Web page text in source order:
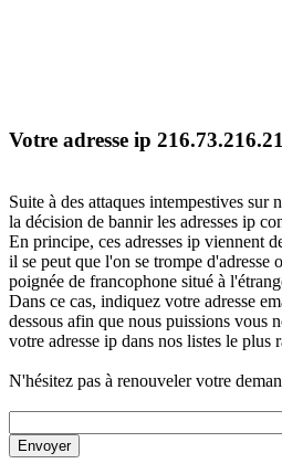
Votre adresse ip
Suite à des attaques intempestives sur
la décision de bannir les adresses ip
En principe, ces adresses ip viennent
il se peut que l'on se trompe d'adresse
poignée de francophone situé à
Dans ce cas, indiquez votre adresse
dessous afin que nous puissions vous
votre adresse ip dans nos listes le plus
N'hésitez pas à renouveler votre